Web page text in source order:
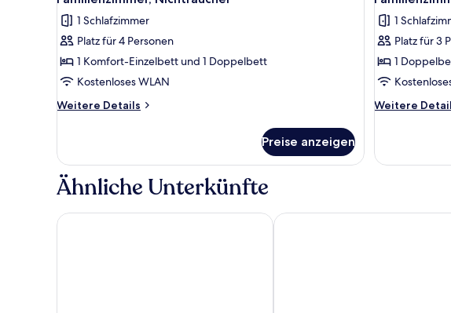
Fotos
für
Familienzimmer,
Nichtraucher
anzeigen
1 Schlafzimmer
Platz für 4 Personen
1 Komfort-Einzelbett und 1 Doppelbett
Kostenloses WLAN
Weitere Details
Weitere
Nichtraucher
Preise anzeigen
Fotos
für
anzeigen
1
Platz für 3
1
Weitere
Weitere
Ähnliche Unterkünfte
Pakmeng Resort Blue Shore Cottage